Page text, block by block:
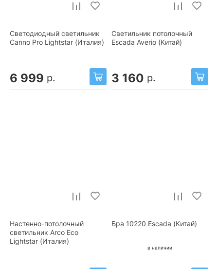
Светодиодный светильник
Canno Pro Lightstar (Италия)
6 999 р.
Светильник потолочный
Escada Averio (Китай)
3 160 р.
Настенно-потолочный
светильник Arco Eco
Lightstar (Италия)
Бра 10220 Escada (Китай)
в наличии